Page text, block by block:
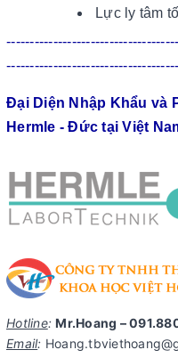
Lực ly tâm
Đại Diện Nhập Khẩu và
Hermle - Đức tại Việt
Hotline: Mr.Hoang –
Email: